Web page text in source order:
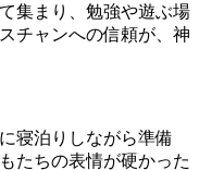
集まり、勉強や遊ぶ場
チャンへの信頼が、神
寝泊りしながら準備
たちの表情が硬かった